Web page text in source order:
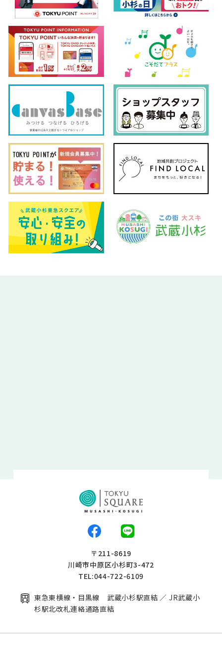
〒211-8619
川崎市中原区小杉町3-472
TEL:044-722-6109
東急東横線・目黒線 武蔵小杉駅直結 ／ JR武蔵小
杉駅北改札連絡通路直結